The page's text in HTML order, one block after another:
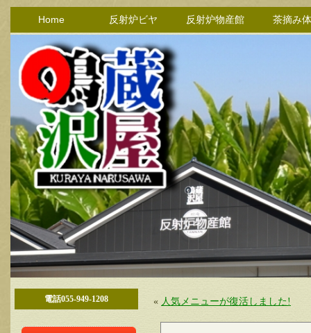
Home 反射炉ビヤ 反射炉物産館 茶摘み
電話055-949-1208 « 人気メニューが復活しました!